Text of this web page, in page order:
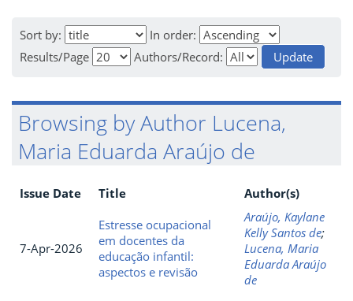
Sort by:
In order:
Results/Page
Authors/Record:
Browsing by Author Lucena,
Maria Eduarda Araújo de
Issue Date Title Author(s)
7-Apr-2026
Estresse ocupacional
em docentes da
educação infantil:
aspectos e revisão
Araújo, Kaylane
Kelly Santos de;
Lucena, Maria
Eduarda Araújo
de